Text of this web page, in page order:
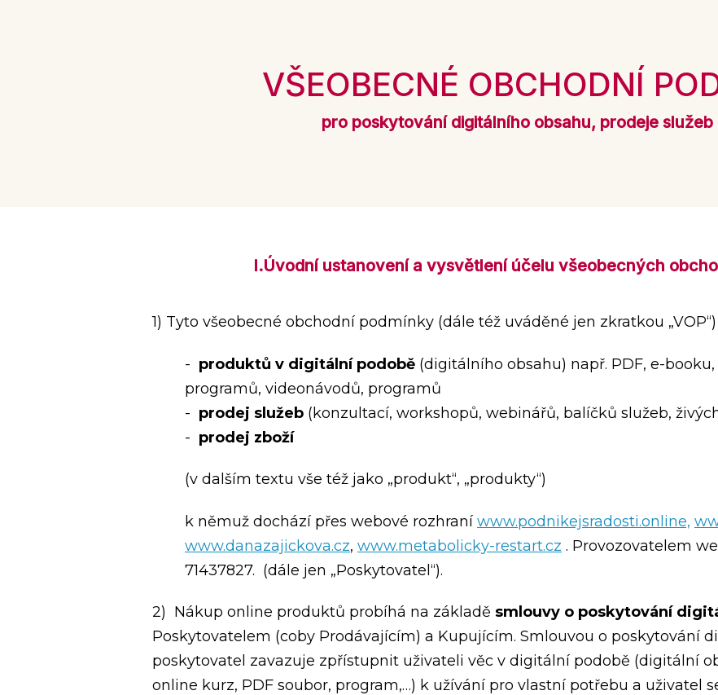
VŠEOBECNÉ OBCHODNÍ
pro poskytování digitálního obsahu, prodeje služeb
I.Úvodní ustanovení a vysvětlení účelu všeobecných
1) Tyto všeobecné obchodní podmínky (dále též uváděné jen zkratkou
- produktů v digitální podobě (digitálního obsahu) např. PDF, e-
programů, videonávodů, programů
- prodej služeb (konzultací, workshopů, webinářů, balíčků služeb,
- prodej zboží
(v dalším textu vše též jako „produkt“, „produkty“)
k němuž dochází přes webové rozhraní www.podnikejsradosti.online,
www.danazajickova.cz, www.metabolicky-restart.cz . Provozovatelem
71437827. (dále jen „Poskytovatel“).
2) Nákup online produktů probíhá na základě smlouvy o poskytování
Poskytovatelem (coby Prodávajícím) a Kupujícím. Smlouvou o poskytování
poskytovatel zavazuje zpřístupnit uživateli věc v digitální podobě (digitální
online kurz, PDF soubor, program,…) k užívání pro vlastní potřebu a uživatel